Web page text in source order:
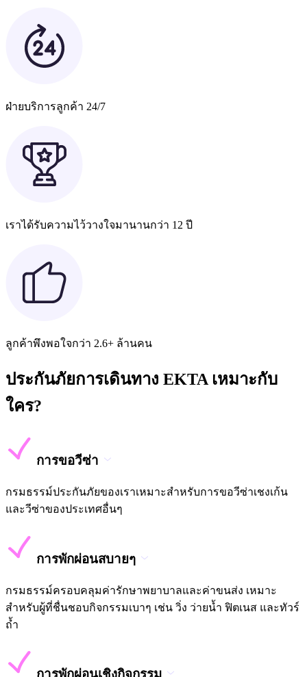
ฝ่ายบริการลูกค้า 24/7
เราได้รับความไว้วางใจมานานกว่า 12 ปี
ลูกค้าพึงพอใจกว่า 2.6+ ล้านคน
ประกันภัยการเดินทาง EKTA เหมาะกับ
ใคร?
การขอวีซ่า
กรมธรรม์ประกันภัยของเราเหมาะสำหรับการขอวีซ่าเชงเก้น
และวีซ่าของประเทศอื่นๆ
การพักผ่อนสบายๆ
กรมธรรม์ครอบคลุมค่ารักษาพยาบาลและค่าขนส่ง เหมาะ
สำหรับผู้ที่ชื่นชอบกิจกรรมเบาๆ เช่น วิ่ง ว่ายน้ำ ฟิตเนส และทัวร์
ถ้ำ